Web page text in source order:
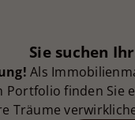
Sie suchen
Als
finden Sie
Träume